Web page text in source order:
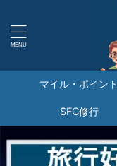
マイル・ポイント
SFC修行